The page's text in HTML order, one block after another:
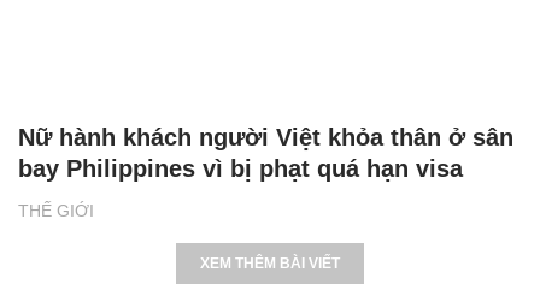
THẾ GIỚI
Nữ hành khách người Việt khỏa thân ở sân
bay Philippines vì bị phạt quá hạn visa
XEM THÊM BÀI VIẾT